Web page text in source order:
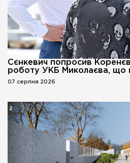
Сєнкевич попросив
роботу УКБ Миколаєва, що
07 серпня 2026